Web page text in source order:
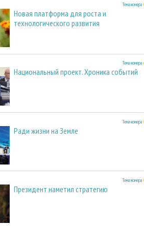
Тема номера
Новая платформа для роста и
технологического развития
Тема номера
Национальный проект. Хроника событий
Тема номера
Ради жизни на Земле
Тема номера
Президент наметил стратегию